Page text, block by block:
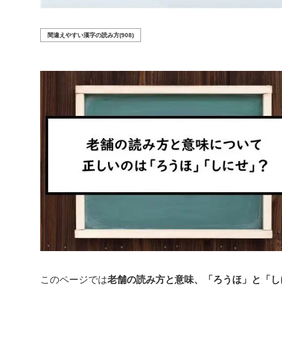
間違えやすい漢字の読み方(908)
このページでは老舗の読み方と意味、「ろうほ」と「